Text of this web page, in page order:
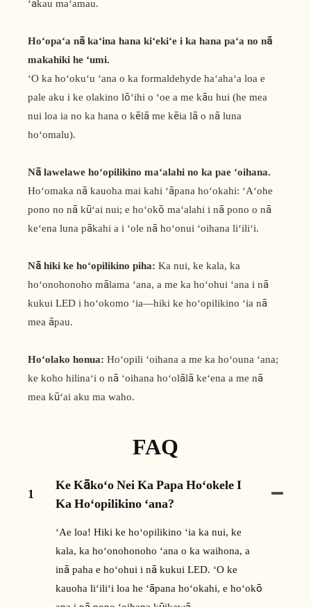
ʻākau maʻamau.
Hoʻopaʻa nā kaʻina hana kiʻekiʻe i ka hana paʻa no nā
makahiki he ʻumi.
ʻO ka hoʻokuʻu ʻana o ka formaldehyde haʻahaʻa loa e
pale aku i ke olakino lōʻihi o ʻoe a me kāu hui (he mea
nui loa ia no ka hana o kēlā me kēia lā o nā luna
hoʻomalu).
Nā lawelawe hoʻopilikino maʻalahi no ka pae ʻoihana.
Hoʻomaka nā kauoha mai kahi ʻāpana hoʻokahi: ʻAʻohe
pono no nā kūʻai nui; e hoʻokō maʻalahi i nā pono o nā
keʻena luna pākahi a i ʻole nā ​​​​hoʻonui ʻoihana liʻiliʻi.
Nā hiki ke hoʻopilikino piha: Ka nui, ke kala, ka
hoʻonohonoho mālama ʻana, a me ka hoʻohui ʻana i nā
kukui LED i hoʻokomo ʻia—hiki ke hoʻopilikino ʻia nā
mea āpau.
Hoʻolako honua: Hoʻopili ʻoihana a me ka hoʻouna ʻana;
ke koho hilinaʻi o nā ʻoihana hoʻolālā keʻena a me nā
mea kūʻai aku ma waho.
FAQ
1
Ke Kākoʻo Nei Ka Papa Hoʻokele I
Ka Hoʻopilikino ʻana?
ʻAe loa! Hiki ke hoʻopilikino ʻia ka nui, ke
kala, ka hoʻonohonoho ʻana o ka waihona, a
inā paha e hoʻohui i nā kukui LED. ʻO ke
kauoha liʻiliʻi loa he ʻāpana hoʻokahi, e hoʻokō